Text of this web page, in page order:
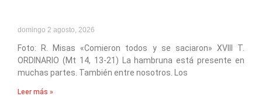
domingo 2 agosto, 2026
Foto: R. Misas «Comieron todos y se saciaron» XVIII T.
ORDINARIO (Mt 14, 13-21) La hambruna está presente en
muchas partes. También entre nosotros. Los
Leer más »